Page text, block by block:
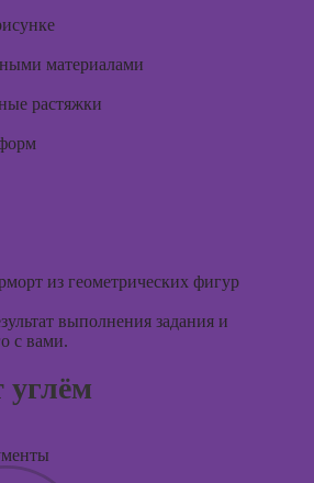
материалами
растяжки
из геометрических фигур
выполнения задания и
с вами.